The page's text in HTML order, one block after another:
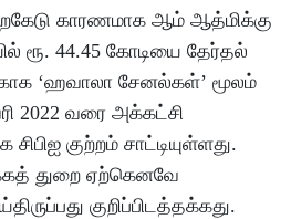
காரணமாக ஆம் ஆத்மிக்கு
ரூ. 44.45 கோடியை தேர்தல்
‘ஹவாலா சேனல்கள்’ மூலம்
2022 வரை அக்கட்சி
குற்றம் சாட்டியுள்ளது.
துறை ஏற்கெனவே
குறிப்பிடத்தக்கது.